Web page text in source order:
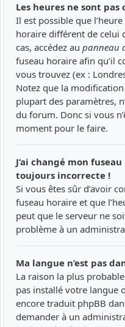
Les heures ne sont pas
Il est possible que
horaire différent de celui
cas, accédez au panneau
fuseau horaire afin qu’il
vous trouvez (ex :
Notez que la
plupart des paramètres,
du forum. Donc si vous
moment pour le faire.
J’ai changé mon
toujours incorrecte !
Si vous êtes sûr d’avoir
fuseau horaire et que
peut que le serveur ne
problème à un
Ma langue n’est pas
La raison la plus
pas installé votre langue
encore traduit phpBB
demander à un